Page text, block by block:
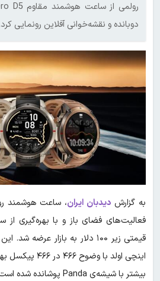
دو‌بانده و نقشه‌خوانی آفلاین رونمایی کرد.
به گزارش دیدبان ایران
فعالیت‌های فضای باز و با بهره‌گیری از
اینچی اولد با
بیشتر با شیشه‌ی Panda پوشانده شده است.